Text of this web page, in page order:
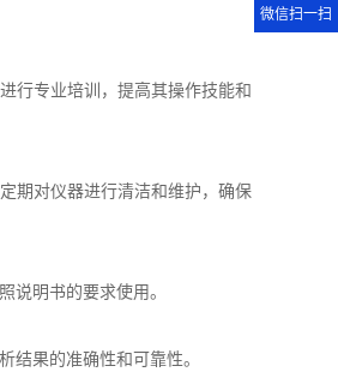
行专业培训，提高其操作技能和
期对仪器进行清洁和维护，确保
明书的要求使用。
果的准确性和可靠性。
微信扫一扫